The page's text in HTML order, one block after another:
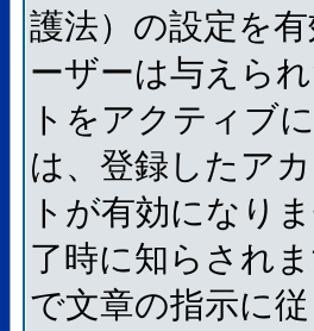
護法）の設定を
ーザーは与えら
トをアクティブ
は、登録したア
トが有効になり
了時に知らされ
で文章の指示に